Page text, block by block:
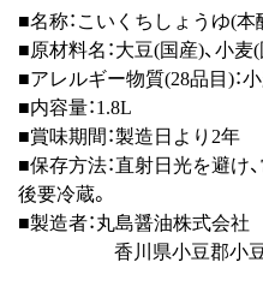
■名称：こいくちしょうゆ(本
■原材料名：大豆(国産)、小麦
■アレルギー物質(28品目)：
■内容量：1.8L
■賞味期間：製造日より2年
■保存方法：直射日光を避け
後要冷蔵。
■製造者：丸島醤油株式会社
香川県小豆郡小豆島